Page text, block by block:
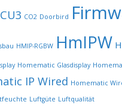
CO2 Doorbird
HMIP-RGBW HmIPW
Homematic Glasdisplay
IP Wired Homematic
Luftgüte Luftqualität